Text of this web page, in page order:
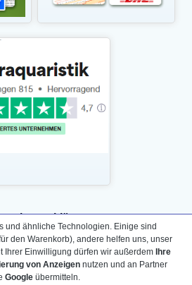
/Widerrufs­formular
AGB & Info
Impressum
und ähnliche Technologien. Einige sind
den Warenkorb), andere helfen uns, unser
Ihrer Einwilligung dürfen wir außerdem Ihre
von Anzeigennutzen und an Partner
Googleübermitteln.